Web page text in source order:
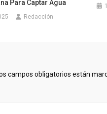
Para Captar Agua
Redacción
campos obligatorios están